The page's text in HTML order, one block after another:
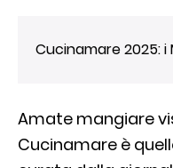
Cucinamare 2025: i
Amate mangiare
Cucinamare è